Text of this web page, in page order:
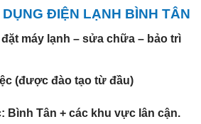
DỤNG ĐIỆN LẠNH BÌNH TÂN
máy lạnh – sửa chữa – bảo trì
(được đào tạo từ đầu)
Bình Tân + các khu vực lân cận.